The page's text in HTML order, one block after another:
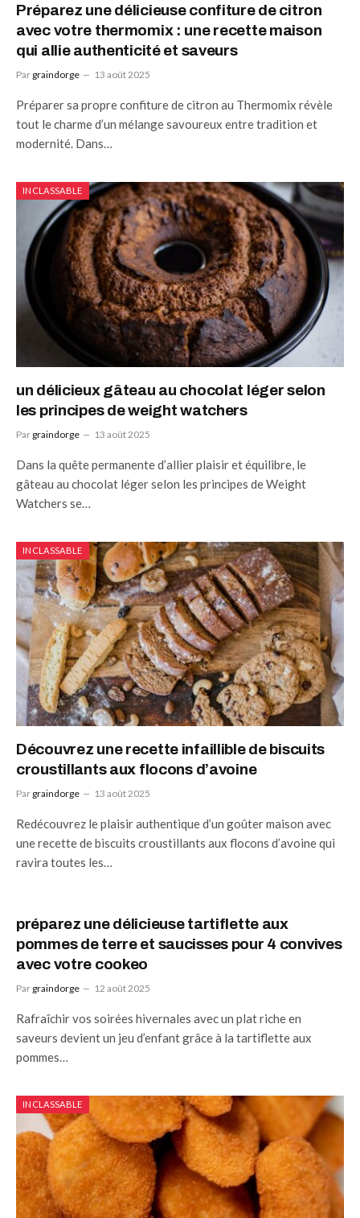
Préparez une délicieuse confiture de citron
avec votre thermomix : une recette maison
qui allie authenticité et saveurs
Par graindorge 13 août 2025
Préparer sa propre confiture de citron au Thermomix révèle
tout le charme d’un mélange savoureux entre tradition et
modernité. Dans…
INCLASSABLE
un délicieux gâteau au chocolat léger selon
les principes de weight watchers
Par graindorge 13 août 2025
Dans la quête permanente d’allier plaisir et équilibre, le
gâteau au chocolat léger selon les principes de Weight
Watchers se…
INCLASSABLE
Découvrez une recette infaillible de biscuits
croustillants aux flocons d’avoine
Par graindorge 13 août 2025
Redécouvrez le plaisir authentique d’un goûter maison avec
une recette de biscuits croustillants aux flocons d’avoine qui
ravira toutes les…
préparez une délicieuse tartiflette aux
pommes de terre et saucisses pour 4 convives
avec votre cookeo
Par graindorge 12 août 2025
Rafraîchir vos soirées hivernales avec un plat riche en
saveurs devient un jeu d’enfant grâce à la tartiflette aux
pommes…
INCLASSABLE